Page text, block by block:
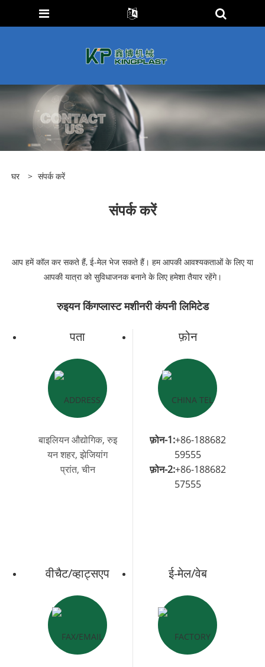
घर > संपर्क करें
संपर्क करें
आप हमें कॉल कर सकते हैं, ई-मेल भेज सकते हैं। हम आपकी आवश्यकताओं के लिए या
आपकी यात्रा को सुविधाजनक बनाने के लिए हमेशा तैयार रहेंगे।
रुइयन किंगप्लास्ट मशीनरी कंपनी लिमिटेड
पता
बाइलियन औद्योगिक, रुइ
यन शहर, झेजियांग
प्रांत, चीन
फ़ोन
फ़ोन-1:+86-188682
59555
फ़ोन-2:+86-188682
57555
वीचैट/व्हाट्सएप ई-मेल/वेब